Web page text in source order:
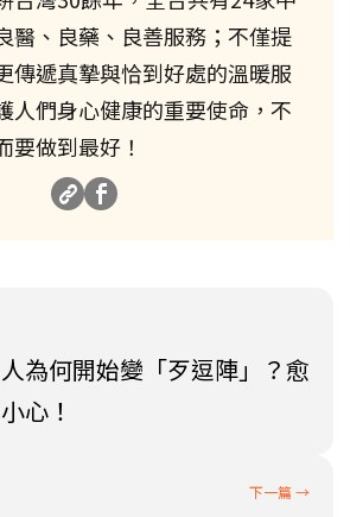
醫、良藥、良善服務；不僅提
傳遞真摯與恰到好處的溫暖服
人們身心健康的重要使命，不
要做到最好！
為何開始變「歹逗陣」？愈
心！